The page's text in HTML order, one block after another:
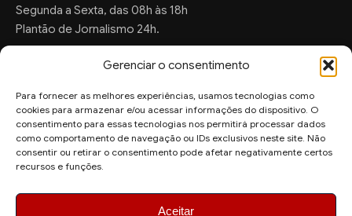
Gerenciar o consentimento
Para fornecer as melhores experiências, usamos tecnologias como
cookies para armazenar e/ou acessar informações do dispositivo. O
consentimento para essas tecnologias nos permitirá processar dados
como comportamento de navegação ou IDs exclusivos neste site. Não
consentir ou retirar o consentimento pode afetar negativamente certos
recursos e funções.
Aceitar
Segunda a Sexta, das 08h às 18h
Plantão de Jornalismo 24h.
FALE CONOSCO
Sugestões de Pauta:
ronaldo.valentim150@gmail.com